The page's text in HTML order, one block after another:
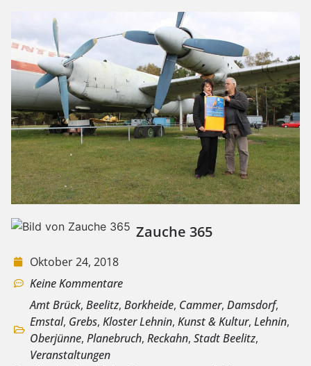
Zauche 365
Oktober 24, 2018
Keine Kommentare
Amt Brück, Beelitz, Borkheide, Cammer, Damsdorf,
Emstal, Grebs, Kloster Lehnin, Kunst & Kultur, Lehnin,
Oberjünne, Planebruch, Reckahn, Stadt Beelitz,
Veranstaltungen